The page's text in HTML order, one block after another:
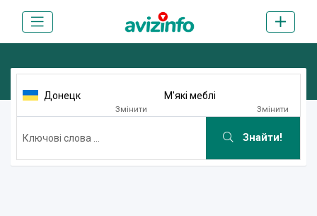
Донецк
Змінити
М'які меблі
Змінити
Знайти!